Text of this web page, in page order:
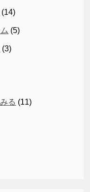
(14)
(5)
(3)
る (11)